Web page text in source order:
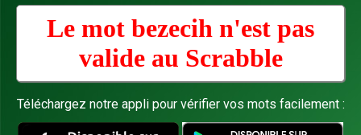
Le mot bezecih n'est pas
valide au Scrabble
Téléchargez notre appli pour vérifier vos mots facilement :